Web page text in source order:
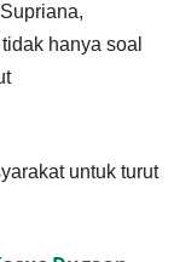
hanya soal
untuk turut